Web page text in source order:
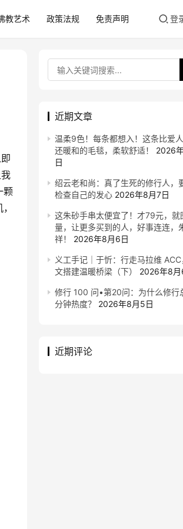
教艺术 政策法规 免责声明 登
颗
近期文章
温柔9色！每条都想入！这条比爱
还暖和的毛毯，柔软舒适！
2026
日
绍云老和尚：真了生死的修行人，
检查自己的发心 2026年8月7日
这朱砂手串太便宜了！才79元，就
量，让更多买到的人，好事连连，
祥！
2026年8月6日
义工手记｜于忻：行走马拉维 ACC
文搭建温暖桥梁（下）
2026年8月
修行 100 问•第20问：为什么修行
分钟热度？
2026年8月5日
近期评论